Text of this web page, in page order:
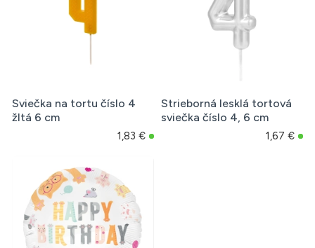
Sviečka na tortu číslo 4
žltá 6 cm
1,83 €
Strieborná lesklá tortová
sviečka číslo 4, 6 cm
1,67 €